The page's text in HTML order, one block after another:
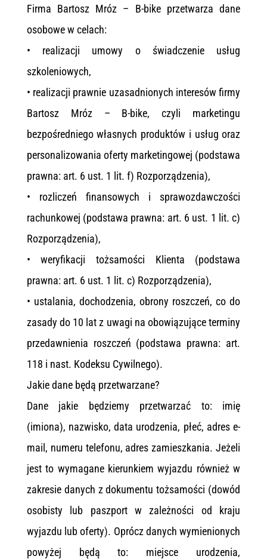
Firma Bartosz Mróz – B-bike przetwarza dane
osobowe w celach:
• realizacji umowy o świadczenie usług
szkoleniowych,
• realizacji prawnie uzasadnionych interesów firmy
Bartosz Mróz – B-bike, czyli marketingu
bezpośredniego własnych produktów i usług oraz
personalizowania oferty marketingowej (podstawa
prawna: art. 6 ust. 1 lit. f) Rozporządzenia),
• rozliczeń finansowych i sprawozdawczości
rachunkowej (podstawa prawna: art. 6 ust. 1 lit. c)
Rozporządzenia),
• weryfikacji tożsamości Klienta (podstawa
prawna: art. 6 ust. 1 lit. c) Rozporządzenia),
• ustalania, dochodzenia, obrony roszczeń, co do
zasady do 10 lat z uwagi na obowiązujące terminy
przedawnienia roszczeń (podstawa prawna: art.
118 i nast. Kodeksu Cywilnego).
Jakie dane będą przetwarzane?
Dane jakie będziemy przetwarzać to: imię
(imiona), nazwisko, data urodzenia, płeć, adres e-
mail, numeru telefonu, adres zamieszkania. Jeżeli
jest to wymagane kierunkiem wyjazdu również w
zakresie danych z dokumentu tożsamości (dowód
osobisty lub paszport w zależności od kraju
wyjazdu lub oferty). Oprócz danych wymienionych
powyżej będą to: miejsce urodzenia,